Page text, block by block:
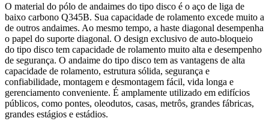
O material do pólo de andaimes do tipo disco é o aço de liga de
baixo carbono Q345B. Sua capacidade de rolamento excede muito a
de outros andaimes. Ao mesmo tempo, a haste diagonal desempenha
o papel do suporte diagonal. O design exclusivo de auto-bloqueio
do tipo disco tem capacidade de rolamento muito alta e desempenho
de segurança. O andaime do tipo disco tem as vantagens de alta
capacidade de rolamento, estrutura sólida, segurança e
confiabilidade, montagem e desmontagem fácil, vida longa e
gerenciamento conveniente. É amplamente utilizado em edifícios
públicos, como pontes, oleodutos, casas, metrôs, grandes fábricas,
grandes estágios e estádios.